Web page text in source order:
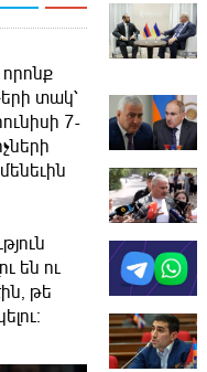
որոնք
տակ՝
7-
են ու
թե